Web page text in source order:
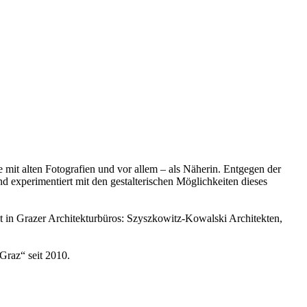
alten Fotografien und vor allem – als Näherin. Entgegen der
experimentiert mit den gestalterischen Möglichkeiten dieses
Grazer Architekturbüros: Szyszkowitz-Kowalski Architekten,
seit 2010.